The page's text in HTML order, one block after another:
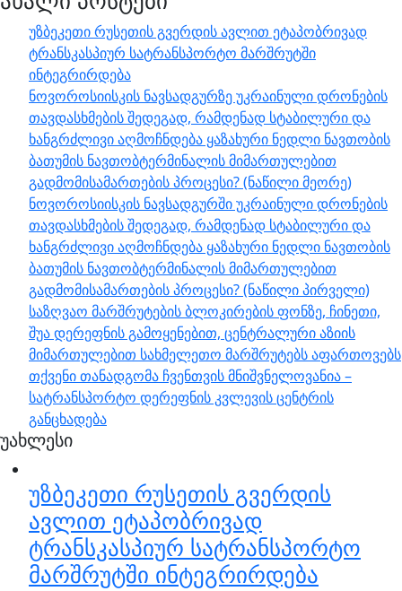
უზბეკეთი რუსეთის გვერდის ავლით ეტაპობრივად
ტრანსკასპიურ სატრანსპორტო მარშრუტში
ინტეგრირდება
ნოვოროსიისკის ნავსადგურზე უკრაინული დრონების
თავდასხმების შედეგად, რამდენად სტაბილური და
ხანგრძლივი აღმოჩნდება ყაზახური ნედლი ნავთობის
ბათუმის ნავთობტერმინალის მიმართულებით
გადმომისამართების პროცესი? (ნაწილი მეორე)
ნოვოროსიისკის ნავსადგურში უკრაინული დრონების
თავდასხმების შედეგად, რამდენად სტაბილური და
ხანგრძლივი აღმოჩნდება ყაზახური ნედლი ნავთობის
ბათუმის ნავთობტერმინალის მიმართულებით
გადმომისამართების პროცესი? (ნაწილი პირველი)
საზღვაო მარშრუტების ბლოკირების ფონზე, ჩინეთი,
შუა დერეფნის გამოყენებით, ცენტრალური აზიის
მიმართულებით სახმელეთო მარშრუტებს აფართოვებს
თქვენი თანადგომა ჩვენთვის მნიშვნელოვანია –
სატრანსპორტო დერეფნის კვლევის ცენტრის
განცხადება
უახლესი
უზბეკეთი რუსეთის გვერდის
ავლით ეტაპობრივად
ტრანსკასპიურ სატრანსპორტო
მარშრუტში ინტეგრირდება